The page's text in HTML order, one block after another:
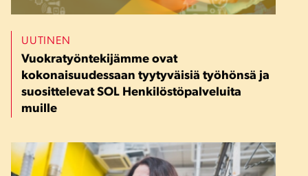
UUTINEN
Vuokratyöntekijämme ovat
kokonaisuudessaan tyytyväisiä työhönsä ja
suosittelevat SOL Henkilöstöpalveluita
muille